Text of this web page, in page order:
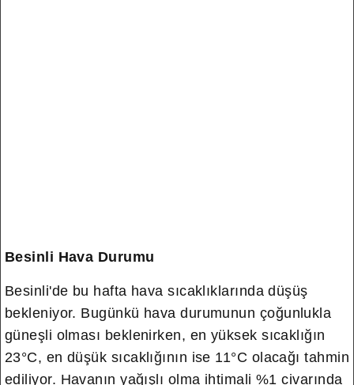
Besinli Hava Durumu
Besinli'de bu hafta hava sıcaklıklarında düşüş
bekleniyor. Bugünkü hava durumunun çoğunlukla
güneşli olması beklenirken, en yüksek sıcaklığın
23°C, en düşük sıcaklığının ise 11°C olacağı tahmin
ediliyor. Havanın yağışlı olma ihtimali %1 civarında